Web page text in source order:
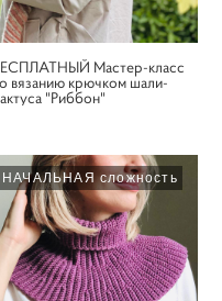
Мастер-класс
вязанию крючком шали-
"Риббон"
НАЧАЛЬНАЯ сложность